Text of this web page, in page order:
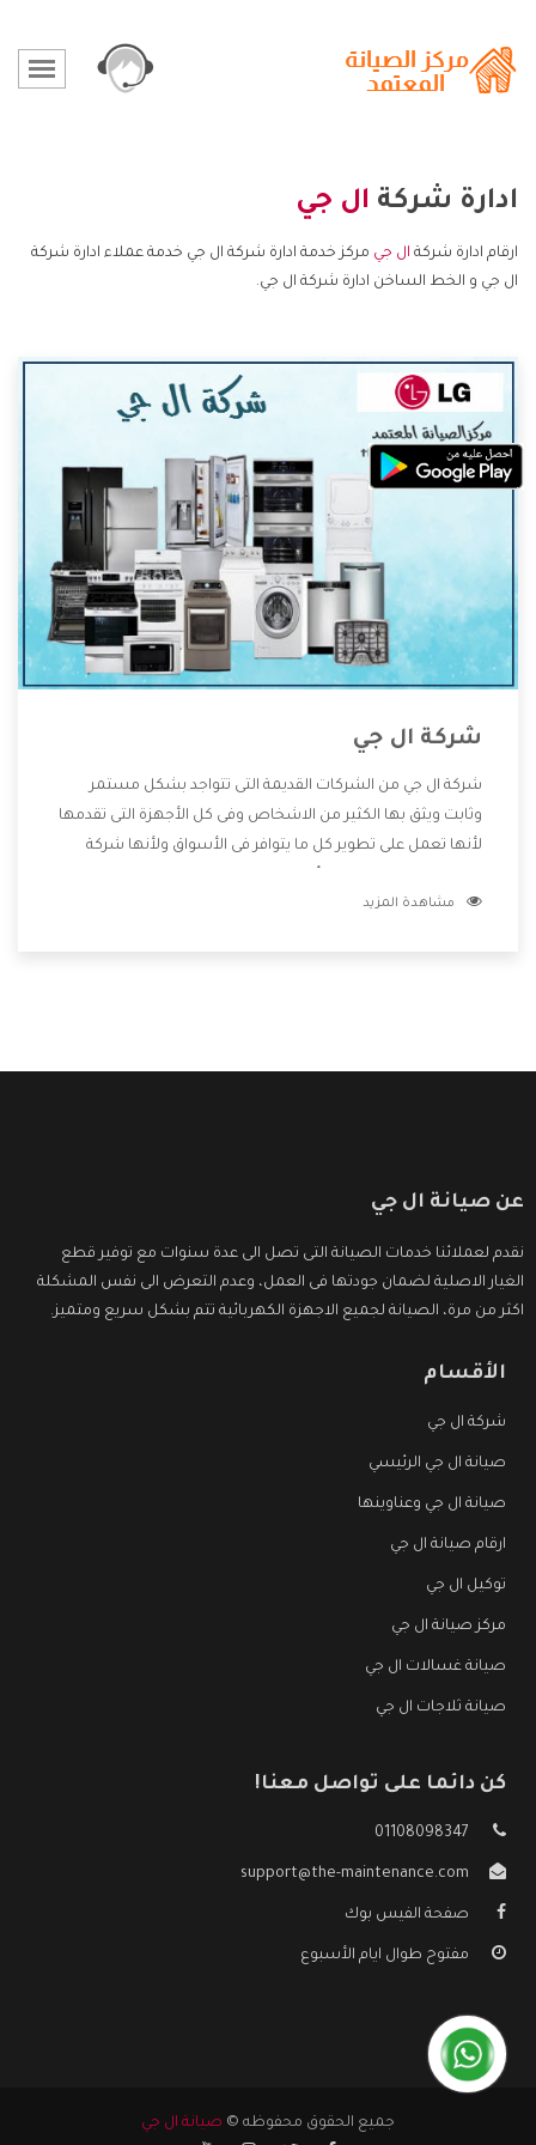
ادارة شركة ال جي
ارقام ادارة شركة ال جي مركز خدمة ادارة شركة ال جي خدمة عملاء ادارة شركة
ال جي و الخط الساخن ادارة شركة ال جي.
شركة ال جي
شركة ال جي من الشركات القديمة التى تتواجد بشكل مستمر
وثابت ويثق بها الكثير من الاشخاص وفى كل الأجهزة التى تقدمها
لأنها تعمل على تطوير كل ما يتوافر فى الأسواق ولأنها شركة
وتقدم للعملاء أقوى العروض والخصومات التى تسهل على
مشاهدة المزيد
عن صيانة ال جي
نقدم لعملائنا خدمات الصيانة التى تصل الى عدة سنوات مع توفير قطع
الغيار الاصلية لضمان جودتها فى العمل، وعدم التعرض الى نفس المشكلة
اكثر من مرة، الصيانة لجميع الاجهزة الكهربائية تتم بشكل سريع ومتميز.
الأقسام
شركة ال جي
صيانة ال جي الرئيسي
صيانة ال جي وعناوينها
ارقام صيانة ال جي
توكيل ال جي
مركز صيانة ال جي
صيانة غسالات ال جي
صيانة ثلاجات ال جي
كن دائما على تواصل معنا!
01108098347
support@the-maintenance.com
صفحة الفيس بوك
مفتوح طوال ايام الأسبوع
جميع الحقوق محفوظه © صيانة ال جي